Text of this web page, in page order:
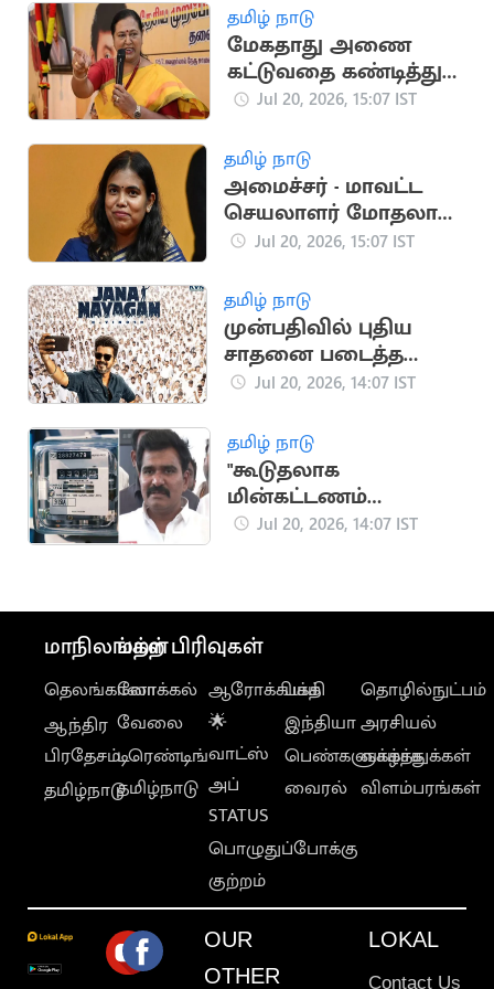
தமிழ் நாடு
மேகதாது அணை
கட்டுவதை கண்டித்து
தேமுதிக போராட்டம்
Jul 20, 2026, 15:07 IST
தமிழ் நாடு
அமைச்சர் - மாவட்ட
செயலாளர் மோதலால்
தவெக பொதுக்கூட்டம்
Jul 20, 2026, 15:07 IST
தமிழ் நாடு
முன்பதிவில் புதிய
சாதனை படைத்த
ஜனநாயகன்
Jul 20, 2026, 14:07 IST
தமிழ் நாடு
"கூடுதலாக
மின்கட்டணம்
செலுத்தியிருந்தால்
அமைச்சர்
நிர்மல்குமார்
Jul 20, 2026, 14:07 IST
மாநிலங்கள்
தெலங்கானா
ஆந்திர
பிரதேசம்
தமிழ்நாடு
மற்ற பிரிவுகள்
லோக்கல்
வேலை
டிரெண்டிங்
தமிழ்நாடு
ஆரோக்கியம்
🌟
வாட்ஸ்
அப்
STATUS
பொழுதுப்போக்கு
குற்றம்
பக்தி
இந்தியா
பெண்களுக்காக
வைரல்
தொழில்நுட்பம்
அரசியல்
வாழ்த்துக்கள்
விளம்பரங்கள்
OUR
OTHER
LOKAL
Contact Us